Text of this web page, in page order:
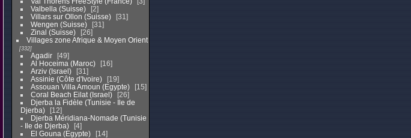
Valbella (Suisse)
2
Villars sur Ollon (Suisse)
31
Wengen (Suisse)
31
Zinal (Suisse)
26
Villages zone Afrique & Moyen Orient
332
Agadir
49
Al Hoceima (Maroc)
16
Arziv (Israel)
31
Assinie (Côte d'Ivoire)
19
Assouan Villa Amoun (Egypte)
15
Coral Beach Eilat (Israel)
26
Djerba la Fidèle (Tunisie - Ile de
Djerba)
12
Djerba Méridiana-Nomade (Tunisie
- Ile de Djerba)
4
El Gouna (Egypte)
14